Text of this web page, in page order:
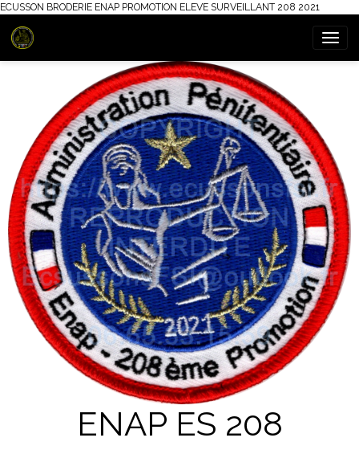
ECUSSON BRODERIE ENAP PROMOTION ELEVE SURVEILLANT 208 2021
ENAP ES 208